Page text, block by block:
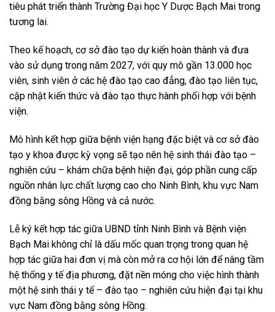
tiêu phát triển thành Trường Đại học Y Dược Bạch Mai trong
tương lai.
Theo kế hoạch, cơ sở đào tạo dự kiến hoàn thành và đưa
vào sử dụng trong năm 2027, với quy mô gần 13.000 học
viên, sinh viên ở các hệ đào tạo cao đẳng, đào tạo liên tục,
cập nhật kiến thức và đào tạo thực hành phối hợp với bệnh
viện.
Mô hình kết hợp giữa bệnh viện hạng đặc biệt và cơ sở đào
tạo y khoa được kỳ vọng sẽ tạo nên hệ sinh thái đào tạo –
nghiên cứu – khám chữa bệnh hiện đại, góp phần cung cấp
nguồn nhân lực chất lượng cao cho Ninh Bình, khu vực Nam
đồng bằng sông Hồng và cả nước.
Lễ ký kết hợp tác giữa UBND tỉnh Ninh Bình và Bệnh viện
Bạch Mai không chỉ là dấu mốc quan trọng trong quan hệ
hợp tác giữa hai đơn vị mà còn mở ra cơ hội lớn để nâng tầm
hệ thống y tế địa phương, đặt nền móng cho việc hình thành
một hệ sinh thái y tế – đào tạo – nghiên cứu hiện đại tại khu
vực Nam đồng bằng sông Hồng.